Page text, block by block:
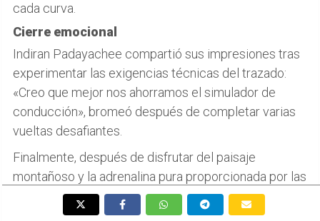
cada curva.
Cierre emocional
Indiran Padayachee compartió sus impresiones tras
experimentar las exigencias técnicas del trazado:
«Creo que mejor nos ahorramos el simulador de
conducción», bromeó después de completar varias
vueltas desafiantes.
Finalmente, después de disfrutar del paisaje
montañoso y la adrenalina pura proporcionada por las
carreras en Magarigawa, los participantes
encontraron tiempo para relajarse en las